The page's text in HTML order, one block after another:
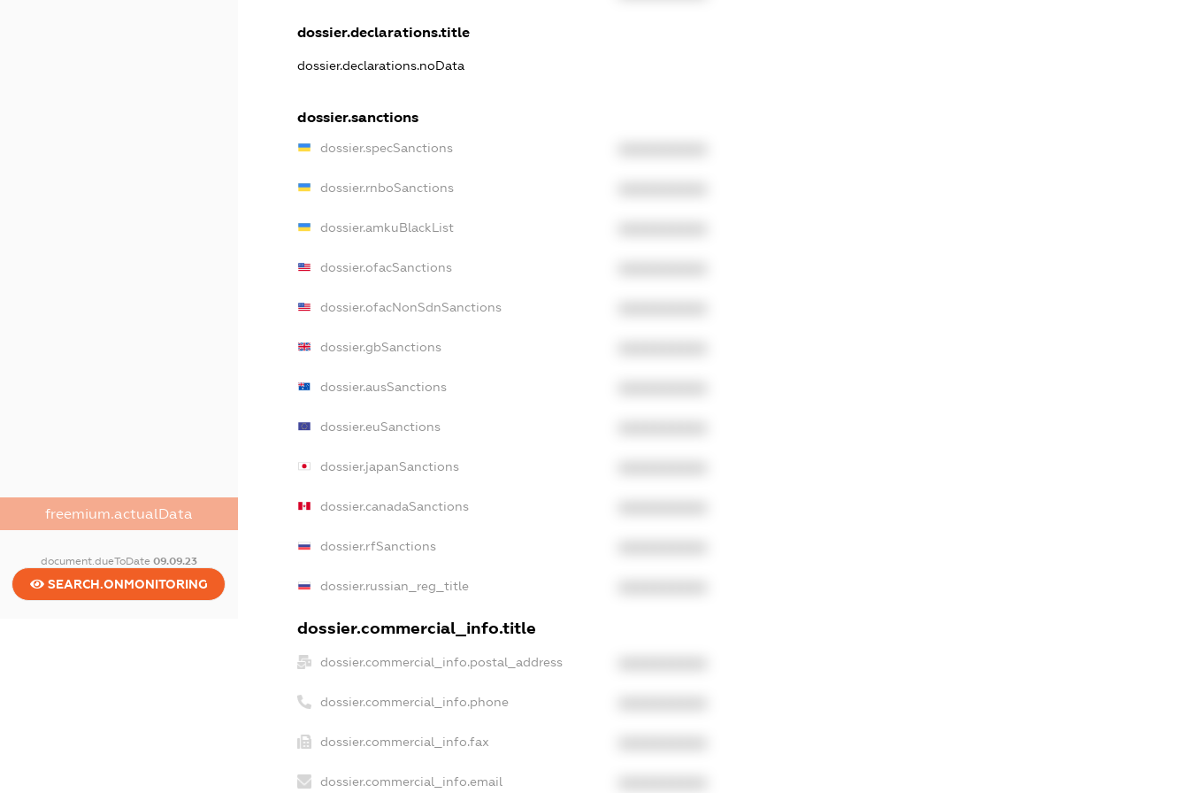
freemium.actualData
document.dueToDate 09.09.23
SEARCH.ONMONITORING
dossier.declarations.title
dossier.declarations.noData
dossier.sanctions
dossier.specSanctions
dossier.rnboSanctions
dossier.amkuBlackList
dossier.ofacSanctions
dossier.ofacNonSdnSanctions
dossier.gbSanctions
dossier.ausSanctions
dossier.euSanctions
dossier.japanSanctions
dossier.canadaSanctions
dossier.rfSanctions
dossier.russian_reg_title
dossier.commercial_info.title
dossier.commercial_info.postal_address
dossier.commercial_info.phone
dossier.commercial_info.fax
dossier.commercial_info.email